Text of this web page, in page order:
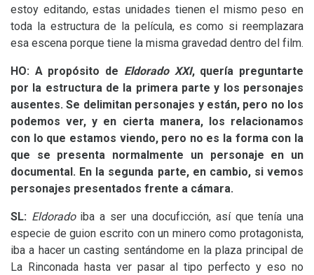
estoy editando, estas unidades tienen el mismo peso en
toda la estructura de la película, es como si reemplazara
esa escena porque tiene la misma gravedad dentro del film.
HO: A propósito de Eldorado XXI, quería preguntarte
por la estructura de la primera parte y los personajes
ausentes. Se delimitan personajes y están, pero no los
podemos ver, y en cierta manera, los relacionamos
con lo que estamos viendo, pero no es la forma con la
que se presenta normalmente un personaje en un
documental. En la segunda parte, en cambio, si vemos
personajes presentados frente a cámara.
SL: Eldoradoiba a ser una docuficción, así que tenía una
especie de guion escrito con un minero como protagonista,
iba a hacer un casting sentándome en la plaza principal de
La Rinconada hasta ver pasar al tipo perfecto y eso no